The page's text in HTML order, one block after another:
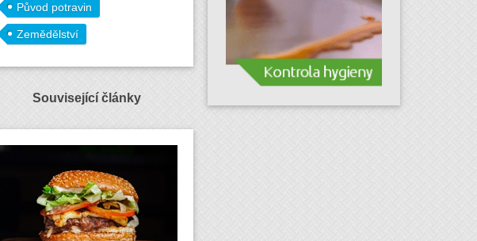
Původ potravin
Zemědělství
Související články